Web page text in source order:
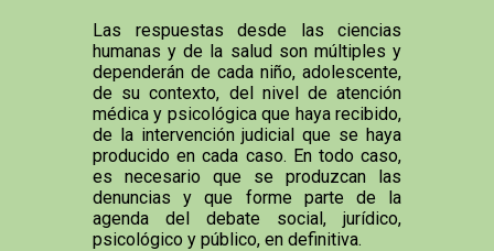
Las respuestas desde las ciencias
humanas y de la salud son múltiples y
dependerán de cada niño, adolescente,
de su contexto, del nivel de atención
médica y psicológica que haya recibido,
de la intervención judicial que se haya
producido en cada caso. En todo caso,
es necesario que se produzcan las
denuncias y que forme parte de la
agenda del debate social, jurídico,
psicológico y público, en definitiva.